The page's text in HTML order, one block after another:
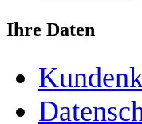
Ihre Daten